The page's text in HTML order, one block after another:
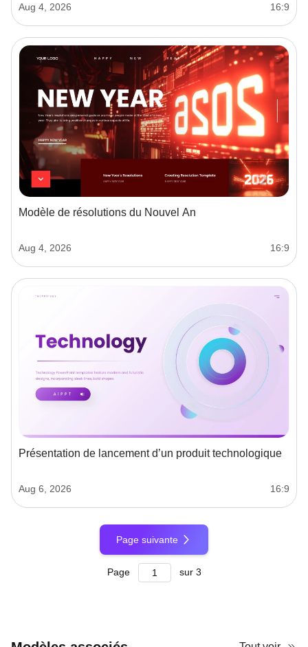
Aug 4, 2026 16:9
Modèle de résolutions du Nouvel An
Aug 4, 2026 16:9
Présentation de lancement d’un produit technologique
Aug 6, 2026 16:9
Page suivante
Page sur 3